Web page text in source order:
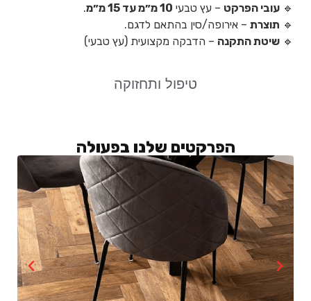
טיפול ותחזוקה
🔹 עובי הפרקט – עץ טבעי 10 מ״מ עד 15 מ״מ
.
🔹 תוצרת – אירופה/סין בהתאם לדגם.
🔹 שיטת התקנה – הדבקה מקצועית (עץ טבעי)
הפרקטים שלנו בפעולה